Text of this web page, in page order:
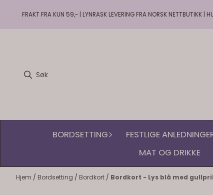
Hopp til innhold
FRAKT FRA KUN 59,- | LYNRASK LEVERING FRA NORSK NETTBUTIKK |
BORDSETTING FESTLIGE
MAT OG DRIKKE
Hjem / Bordsetting / Bordkort / Bordkort - Lys blå med